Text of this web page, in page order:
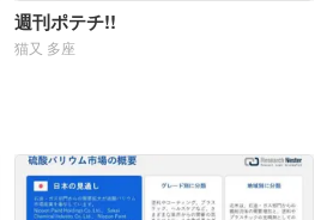
週刊ポテチ!!
猫又 多座